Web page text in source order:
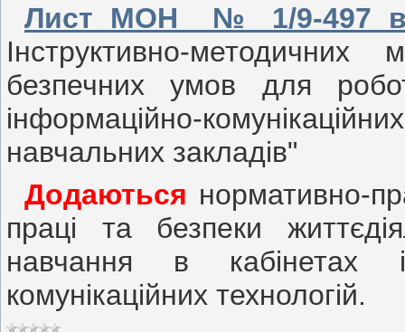
Лист МОН № 1/9-497
Інструктивно-
безпечних умов для
інформаційно-
навчальних закладів"
Додаються нормативно-
праці та безпеки
навчання в кабінетах
комунікаційних технологій.